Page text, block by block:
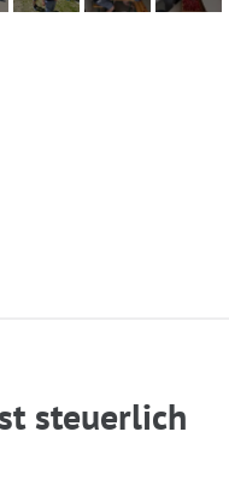
steuerlich